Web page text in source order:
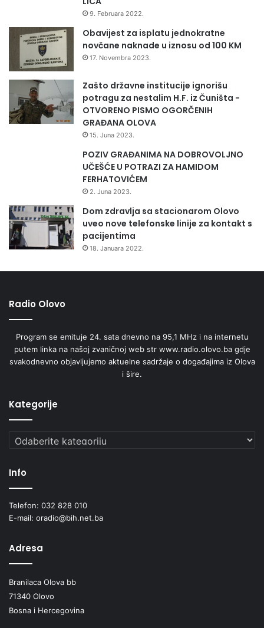
9. Februara 2022.
Obavijest za isplatu jednokratne
novčane naknade u iznosu od 100 KM
17. Novembra 2023.
Zašto državne institucije ignorišu
potragu za nestalim H.F. iz Čuništa -
OTVORENO PISMO OGORČENIH
GRAĐANA OLOVA
15. Juna 2023.
POZIV GRAĐANIMA NA DOBROVOLJNO
UČEŠĆE U POTRAZI ZA HAMIDOM
FERHATOVIĆEM
2. Juna 2023.
Dom zdravlja sa stacionarom Olovo
uveo nove telefonske linije za kontakt s
pacijentima
18. Januara 2022.
Radio Olovo
Program se emituje 24. sata dnevno na 95,1 MHz i na internetu
putem linka na našoj zvaničnoj web str www.radio.olovo.ba gdje
svakodnevno objavljujemo aktuelne sadržaje o događajima iz Olova
i šire.
Kategorije
Kategorije
Info
Telefon: 032 828 010
E-mail: oradio@bih.net.ba
Adresa
Branilaca Olova bb
71340 Olovo
Bosna i Hercegovina